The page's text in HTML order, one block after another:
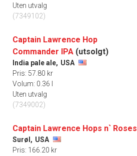
Uten utvalg
(7349102)
Captain Lawrence Hop
Commander IPA (utsolgt)
India pale ale, USA
Pris: 57.80 kr
Volum: 0.36 l
Uten utvalg
(7349002)
Captain Lawrence Hops n` Roses
Surøl, USA
Pris: 166.20 kr